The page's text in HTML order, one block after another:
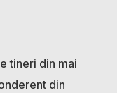
tineri din mai
din